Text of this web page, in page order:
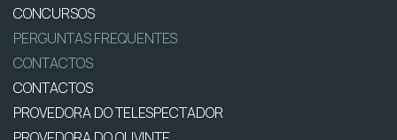
CONCURSOS
PERGUNTAS FREQUENTES
CONTACTOS
CONTACTOS
PROVEDORA DO TELESPECTADOR